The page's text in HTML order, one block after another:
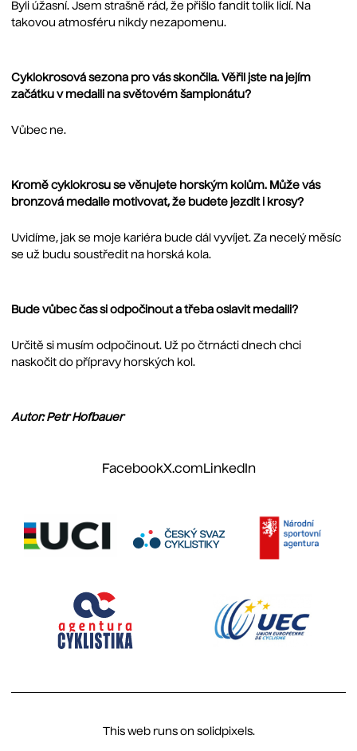
Byli úžasní. Jsem strašně rád, že přišlo fandit tolik lidí. Na
takovou atmosféru nikdy nezapomenu.
Cyklokrosová sezona pro vás skončila. Věřil jste na jejím
začátku v medaili na světovém šampionátu?
Vůbec ne.
Kromě cyklokrosu se věnujete horským kolům. Může vás
bronzová medaile motivovat, že budete jezdit i krosy?
Uvidíme, jak se moje kariéra bude dál vyvíjet. Za necelý měsíc
se už budu soustředit na horská kola.
Bude vůbec čas si odpočinout a třeba oslavit medaili?
Určitě si musím odpočinout. Už po čtrnácti dnech chci
naskočit do přípravy horských kol.
Autor: Petr Hofbauer
FacebookX.comLinkedIn
This web runs on solidpixels.